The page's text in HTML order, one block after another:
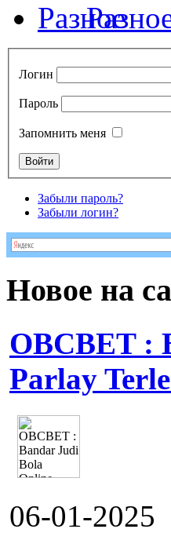
Логин
Пароль
Запомнить меня
Забыли пароль?
Забыли логин?
Новое на
OBCBET :
Parlay
06-01-2025